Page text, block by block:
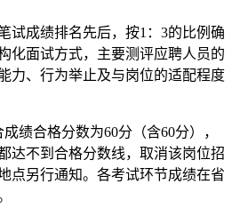
试成绩排名先后，按1：3的比例确
化面试方式，主要测评应聘人员的
力、行为举止及与岗位的适配程度
绩合格分数为60分（含60分），
达不到合格分数线，取消该岗位招
点另行通知。各考试环节成绩在省